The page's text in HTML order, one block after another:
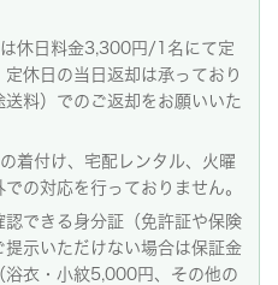
休日料金3,300円/1名にて定
休日の当日返却は承っており
料）でのご返却をお願いいた
着付け、宅配レンタル、火曜
の対応を行っておりません。
できる身分証（免許証や保険
示いただけない場合は保証金
浴衣・小紋5,000円、その他の